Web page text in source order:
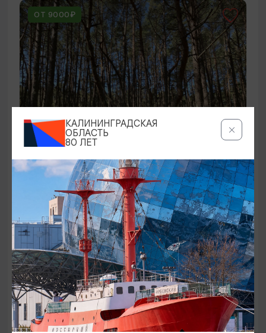
ОТ 9000₽
ЭКСКУРСИИ УЧРЕЖДЕНИЙ КУЛЬТУРЫ
Аудиоспектакль «Истории Куршской
косы»
01.02.2026 - 31.12.2026, 13:00
Куршская коса
ОТ 2500₽
КАЛИНИНГРАДСКАЯ
ОБЛАСТЬ
80 ЛЕТ